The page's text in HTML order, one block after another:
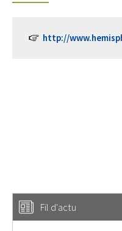
http://
Fil d'actu